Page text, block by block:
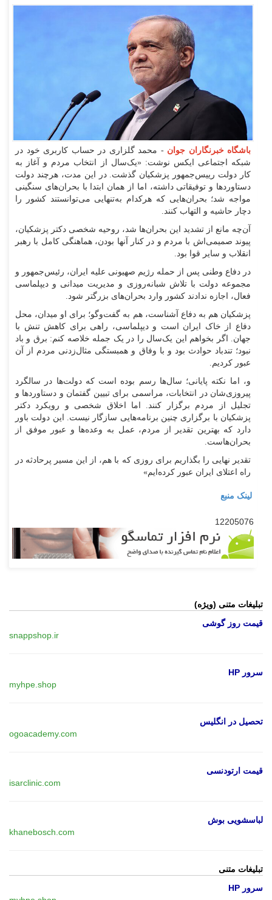
باشگاه خبرنگاران جوان - محمد گلزاری در حساب کاربری خود در
شبکه اجتماعی ایکس نوشت: «یک‌سال از انتخاب مردم و آغاز به
کار دولت رییس‌جمهور پزشکیان گذشت. در این مدت، هرچند دولت
دستاورد‌ها و توفیقاتی داشته، اما از همان ابتدا با بحران‌های سنگینی
مواجه شد؛ بحران‌هایی که هرکدام به‌تنهایی می‌توانستند کشور را
دچار حاشیه و التهاب کنند.
آن‌چه مانع از تشدید این بحران‌ها شد، روحیه شخصی دکتر پزشکیان،
پیوند صمیمی‌اش با مردم و در کنار آنها بودن، هماهنگی کامل با رهبر
انقلاب و سایر قوا بود.
در دفاع وطنی پس از حمله رژیم صهیونی علیه ایران، رئیس‌جمهور و
مجموعه دولت با تلاش شبانه‌روزی و مدیریت میدانی و دیپلماسی
فعال، اجازه ندادند کشور وارد بحران‌های بزرگتر شود.
پزشکیان هم به دفاع آشناست، هم به گفت‌و‌گو؛ برای او میدان، محل
دفاع از خاک ایران است و دیپلماسی، راهی برای کاهش تنش با
جهان. اگر بخواهم این یک‌سال را در یک جمله خلاصه کنم: برق و باد
نبود؛ تندباد حوادث بود و با وفاق و همبستگی مثال‌زدنی مردم از آن
عبور کردیم.
و، اما نکته پایانی؛ سال‌ها رسم بوده است که دولت‌ها در سالگرد
پیروزی‌شان در انتخابات، مراسمی برای تبیین گفتمان و دستاورد‌ها و
تجلیل از مردم برگزار کنند. اما اخلاق شخصی و رویکرد دکتر
پزشکیان با برگزاری چنین برنامه‌هایی سازگار نیست. این دولت باور
دارد که بهترین تقدیر از مردم، عمل به وعده‌ها و عبور موفق از
بحران‌هاست.
تقدیر نهایی را بگذاریم برای روزی که با هم، از این مسیر پرحادثه در
راه اعتلای ایران عبور کرده‌ایم»
لینک منبع
12205076
تبلیغات متنی (ویژه)
قیمت روز گوشی
snappshop.ir
سرور HP
myhpe.shop
تحصیل در انگلیس
ogoacademy.com
قیمت ارتودنسی
isarclinic.com
لباسشویی بوش
khanebosch.com
تبلیغات متنی
سرور HP